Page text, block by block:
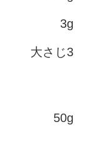
3g
大さじ3
50g